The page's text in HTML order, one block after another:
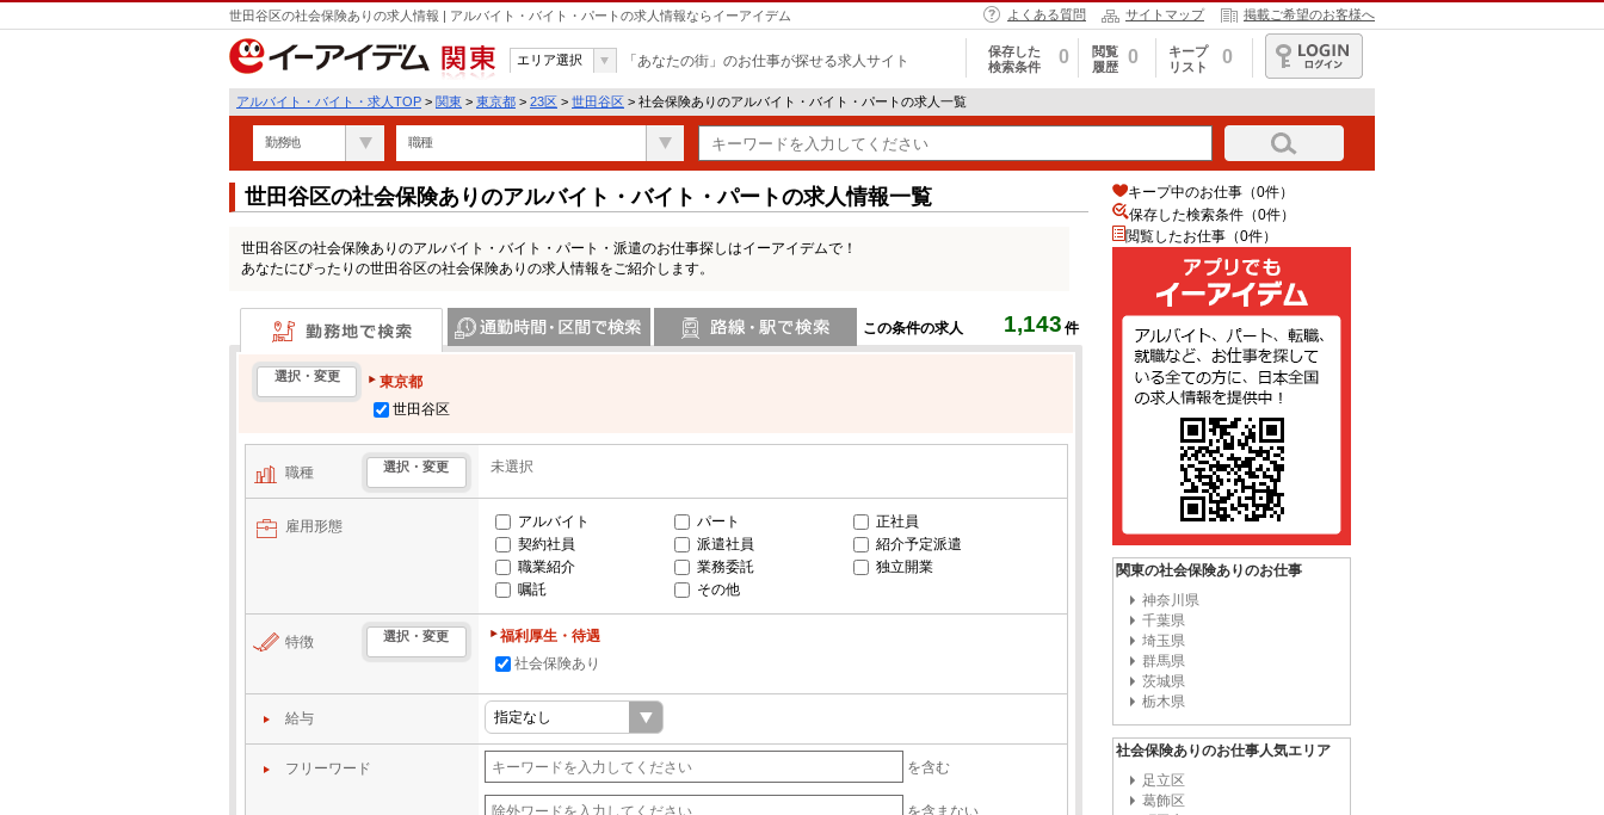
世田谷区の社会保険ありの求人情報 | アルバイト・バイト・パートの求人情報ならイーアイデム よくある質問 サイトマップ 掲載ご希望のお客様へ
関東
エリア選択 「あなたの街」のお仕事が探せる求人サイト
保存した
検索条件
0
閲覧
履歴
0
キープ
リスト
0
ログイン
アルバイト・バイト・求人TOP > 関東 > 東京都 > 23区 > 世田谷区 > 社会保険ありのアルバイト・バイト・パートの求人一覧
勤務地 職種
世田谷区の社会保険ありのアルバイト・バイト・パートの求人情報一覧
世田谷区の社会保険ありのアルバイト・バイト・パート・派遣のお仕事探しはイーアイデムで！
あなたにぴったりの世田谷区の社会保険ありの求人情報をご紹介します。
この条件の求人 1,143 件
勤務地で検索
選択・変更
東京都
世田谷区
職種 選択・変更 未選択
雇用形態 アルバイト パート
正社員
契約社員
派遣社員
紹介予定派遣
職業紹介
業務委託
独立開業
嘱託
その他
特徴 選択・変更
福利厚生・待遇
社会保険あり
給与
フリーワード を含む
を含まない
キープ中のお仕事（0件）
保存した検索条件（0件）
閲覧したお仕事（0件）
関東の社会保険ありのお仕事
神奈川県
千葉県
埼玉県
群馬県
茨城県
栃木県
社会保険ありのお仕事人気エリア
足立区
葛飾区